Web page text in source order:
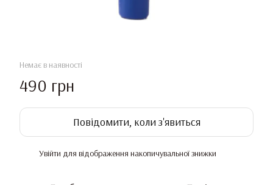
Немає в наявності
490 грн
Повідомити, коли з'явиться
Увійти для відображення накопичувальної знижки